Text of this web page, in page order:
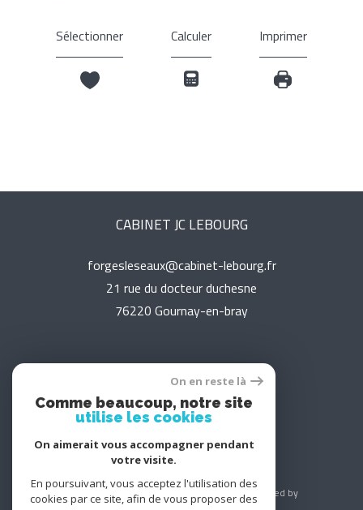
Sélectionner Calculer Imprimer
CABINET JC LEBOURG
forgesleseaux@cabinet-lebourg.fr
21 rue du docteur duchesne
76220
gournay-en-bray
Adhérents
© 2026 | Tous droits réservés | Traduction powered by
On en reste là
Comme beaucoup, notre site
utilise les cookies
On aimerait vous accompagner pendant
votre visite.
En poursuivant, vous acceptez l'utilisation des
cookies par ce site, afin de vous proposer des